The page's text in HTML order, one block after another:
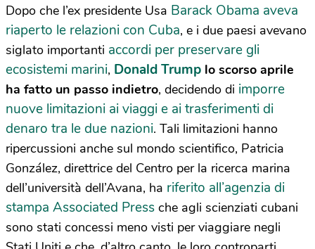
Dopo che l’ex presidente Usa Barack Obama aveva
riaperto le relazioni con Cuba, e i due paesi avevano
siglato importanti accordi per preservare gli
ecosistemi marini, Donald Trump lo scorso aprile
ha fatto un passo indietro, decidendo di imporre
nuove limitazioni ai viaggi e ai trasferimenti di
denaro tra le due nazioni. Tali limitazioni hanno
ripercussioni anche sul mondo scientifico, Patricia
González, direttrice del Centro per la ricerca marina
dell’università dell’Avana, ha riferito all’agenzia di
stampa Associated Press che agli scienziati cubani
sono stati concessi meno visti per viaggiare negli